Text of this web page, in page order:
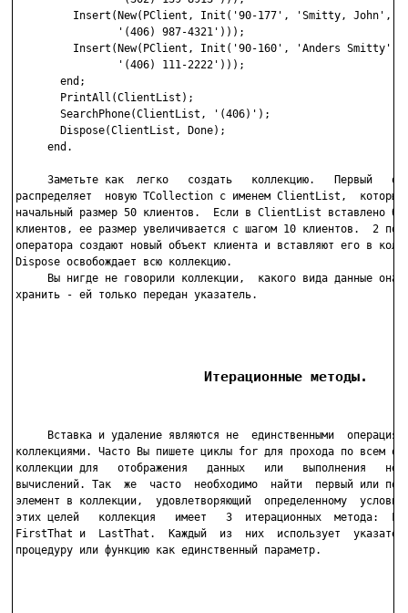
         Insert(New(PClient, Init('90-177', 'Smitty, John',
                '(406) 987-4321')));
         Insert(New(PClient, Init('90-160', 'Anders Smitty',
                '(406) 111-2222')));
       end;
       PrintAll(ClientList);
       SearchPhone(ClientList, '(406)');
       Dispose(ClientList, Done);
     end.
Заметьте как  легко   создать   коллекцию.   Первый
распределяет  новую TCollection с именем ClientList,  который
начальный размер 50 клиентов.  Если в ClientList вставлено
клиентов, ее размер увеличивается с шагом 10 клиентов.  2
оператора создают новый объект клиента и вставляют его в
Dispose освобождает всю коллекцию.
Вы нигде не говорили коллекции,  какого вида данные она
хранить - ей только передан указатель.
                       Итерационные методы.
Вставка и удаление являются не  единственными
коллекциями. Часто Вы пишете циклы for для прохода по всем
коллекции для   отображения   данных   или   выполнения
вычислений. Так  же  часто  необходимо  найти  первый или
элемент в коллекции,  удовлетворяющий  определенному
этих целей   коллекция   имеет   3  итерационных  метода:
FirstThat и  LastThat.  Каждый  из  них  использует
процедуру или функцию как единственный параметр.